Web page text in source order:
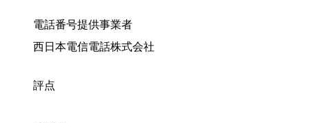
電話番号提供事業者
西日本電信電話株式会社
評点